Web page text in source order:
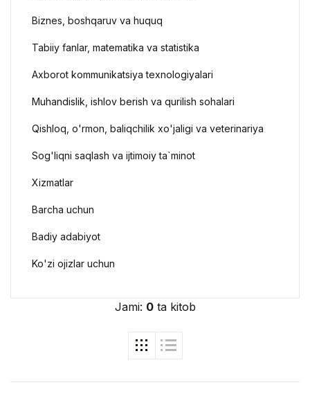
Jami: 0ta kitob
Biznes, boshqaruv va huquq
Tabiiy fanlar, matematika va statistika
Axborot kommunikatsiya texnologiyalari
Muhandislik, ishlov berish va qurilish sohalari
Qishloq, o'rmon, baliqchilik xo'jaligi va veterinariya
Sog'liqni saqlash va ijtimoiy ta`minot
Xizmatlar
Barcha uchun
Badiy adabiyot
Ko'zi ojizlar uchun